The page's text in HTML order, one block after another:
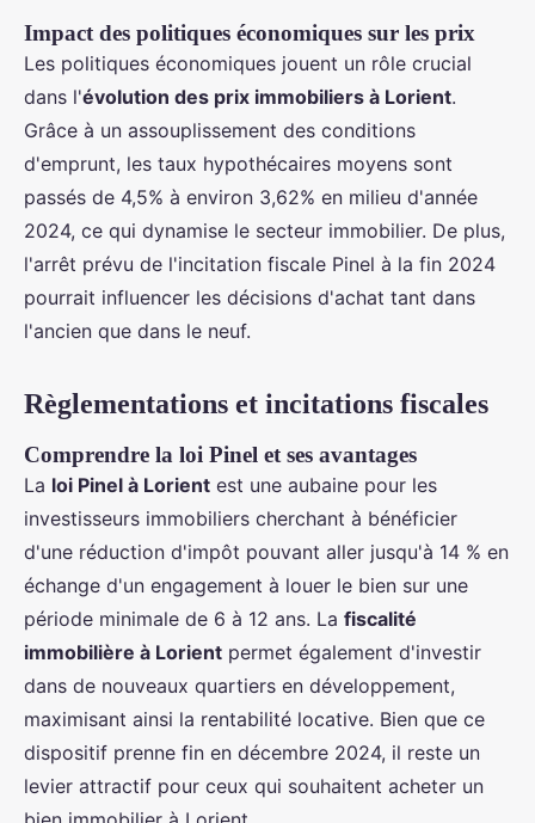
Impact des politiques économiques sur les prix
Les politiques économiques jouent un rôle crucial
dans l'évolution des prix immobiliers à Lorient.
Grâce à un assouplissement des conditions
d'emprunt, les taux hypothécaires moyens sont
passés de 4,5% à environ 3,62% en milieu d'année
2024, ce qui dynamise le secteur immobilier. De plus,
l'arrêt prévu de l'incitation fiscale Pinel à la fin 2024
pourrait influencer les décisions d'achat tant dans
l'ancien que dans le neuf.
Règlementations et incitations fiscales
Comprendre la loi Pinel et ses avantages
La loi Pinel à Lorient est une aubaine pour les
investisseurs immobiliers cherchant à bénéficier
d'une réduction d'impôt pouvant aller jusqu'à 14 % en
échange d'un engagement à louer le bien sur une
période minimale de 6 à 12 ans. La fiscalité
immobilière à Lorient permet également d'investir
dans de nouveaux quartiers en développement,
maximisant ainsi la rentabilité locative. Bien que ce
dispositif prenne fin en décembre 2024, il reste un
levier attractif pour ceux qui souhaitent acheter un